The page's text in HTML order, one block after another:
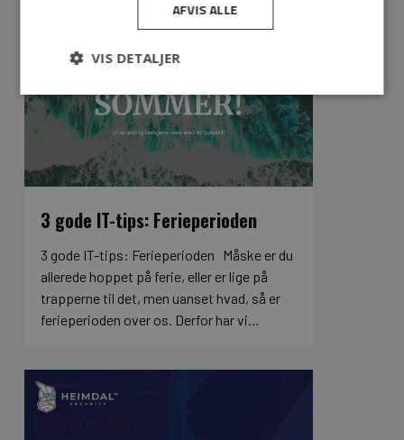
3 gode IT-tips: Ferieperioden
3 gode IT-tips: Ferieperioden Måske er du
allerede hoppet på ferie, eller er lige på
trapperne til det, men uanset hvad, så er
ferieperioden over os. Derfor har vi…
AFVIS ALLE
VIS DETALJER